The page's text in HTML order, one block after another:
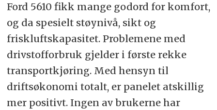
Ford 5610 fikk mange godord for komfort,
og da spesielt støynivå, sikt og
friskluftskapasitet. Problemene med
drivstofforbruk gjelder i første rekke
transportkjøring. Med hensyn til
driftsøkonomi totalt, er panelet atskillig
mer positivt. Ingen av brukerne har